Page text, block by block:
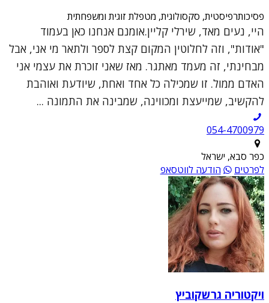
פסיכותרפיסטית, סקסולוגית, מטפלת זוגית ומשפחתית
היי, נעים מאד, שירלי קליין.אומנם אנחנו כאן בעמוד
"אודות", וזה לחלוטין המקום קצת לספר ולתאר מי אני, אבל
מבחינתי, זה מעמד מאתגר. מאז שאני זוכרת את עצמי אני
האדם ממול. זו שמכילה כל אחד ואחת, שיודעת ואוהבת
להקשיב, שמייעצת ומכווינה, שמבינה את התמונה ...
054-4700979
כפר סבא, ישראל
לפרטים
הודעה לווטסאפ
ויקטוריה גרשקוביץ